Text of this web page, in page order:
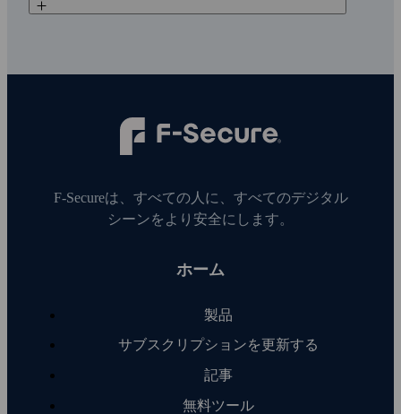
F‑Secureは、すべての人に、すべてのデジタル
シーンをより安全にします。
ホーム
製品
サブスクリプションを更新する
記事
無料ツール